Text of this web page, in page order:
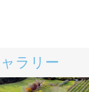
ラリー